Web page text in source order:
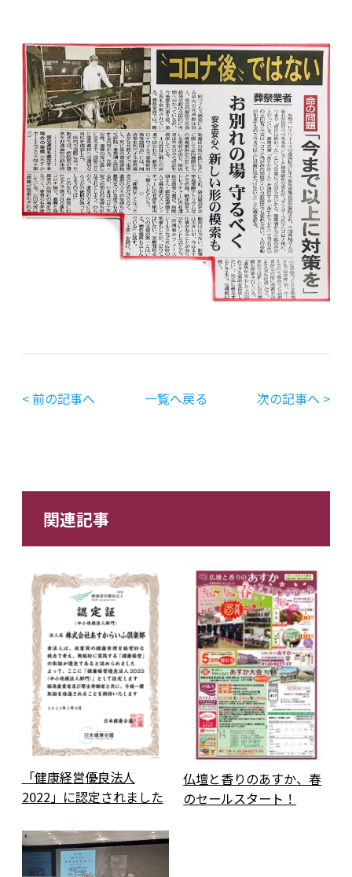
< 前の記事へ 一覧へ戻る 次の記事へ >
関連記事
「健康経営優良法人
2022」に認定されました
仏壇と香りのあすか、春
のセールスタート！